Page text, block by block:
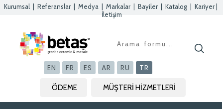
Kurumsal Referanslar Medya Markalar Bayiler Katalog Kariyer
İletişim
EN FR ES AR RU TR
ÖDEME MÜŞTERİ HİZMETLERİ